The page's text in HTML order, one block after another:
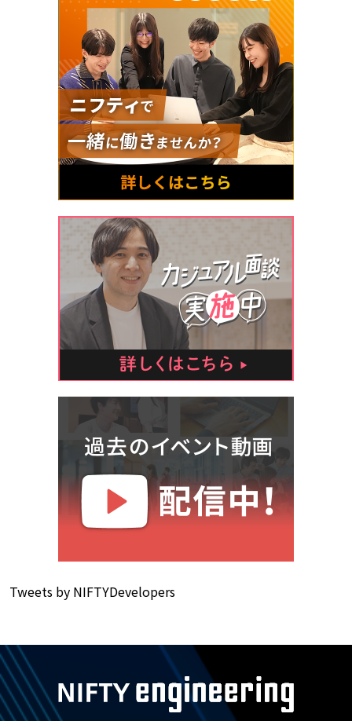
Tweets by NIFTYDevelopers